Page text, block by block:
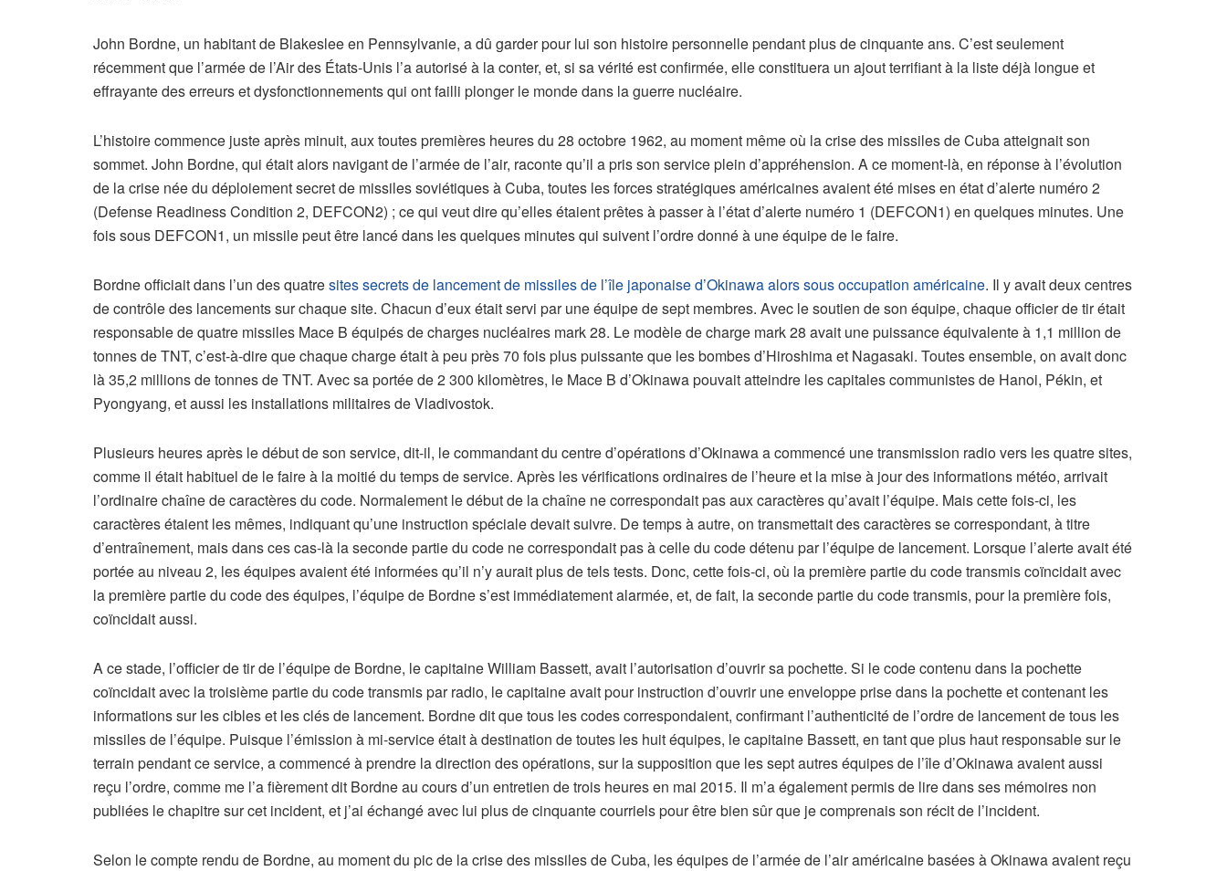
John Bordne, un habitant de Blakeslee en Pennsylvanie, a dû garder pour lui son histoire personnelle pendant plus de cinquante ans. C’est seulement
récemment que l’armée de l’Air des États-Unis l’a autorisé à la conter, et, si sa vérité est confirmée, elle constituera un ajout terrifiant à la liste déjà longue et
effrayante des erreurs et dysfonctionnements qui ont failli plonger le monde dans la guerre nucléaire.
L’histoire commence juste après minuit, aux toutes premières heures du 28 octobre 1962, au moment même où la crise des missiles de Cuba atteignait son
sommet. John Bordne, qui était alors navigant de l’armée de l’air, raconte qu’il a pris son service plein d’appréhension. A ce moment-là, en réponse à l’évolution
de la crise née du déploiement secret de missiles soviétiques à Cuba, toutes les forces stratégiques américaines avaient été mises en état d’alerte numéro 2
(Defense Readiness Condition 2, DEFCON2) ; ce qui veut dire qu’elles étaient prêtes à passer à l’état d’alerte numéro 1 (DEFCON1) en quelques minutes. Une
fois sous DEFCON1, un missile peut être lancé dans les quelques minutes qui suivent l’ordre donné à une équipe de le faire.
Bordne officiait dans l’un des quatresites secrets de lancement de missiles de l’île japonaise d’Okinawa alors sous occupation américaine. Il y avait deux centres
de contrôle des lancements sur chaque site. Chacun d’eux était servi par une équipe de sept membres. Avec le soutien de son équipe, chaque officier de tir était
responsable de quatre missiles Mace B équipés de charges nucléaires mark 28. Le modèle de charge mark 28 avait une puissance équivalente à 1,1 million de
tonnes de TNT, c’est-à-dire que chaque charge était à peu près 70 fois plus puissante que les bombes d’Hiroshima et Nagasaki. Toutes ensemble, on avait donc
là 35,2 millions de tonnes de TNT. Avec sa portée de 2 300 kilomètres, le Mace B d’Okinawa pouvait atteindre les capitales communistes de Hanoi, Pékin, et
Pyongyang, et aussi les installations militaires de Vladivostok.
Plusieurs heures après le début de son service, dit-il, le commandant du centre d’opérations d’Okinawa a commencé une transmission radio vers les quatre sites,
comme il était habituel de le faire à la moitié du temps de service. Après les vérifications ordinaires de l’heure et la mise à jour des informations météo, arrivait
l’ordinaire chaîne de caractères du code. Normalement le début de la chaîne ne correspondait pas aux caractères qu’avait l’équipe. Mais cette fois-ci, les
caractères étaient les mêmes, indiquant qu’une instruction spéciale devait suivre. De temps à autre, on transmettait des caractères se correspondant, à titre
d’entraînement, mais dans ces cas-là la seconde partie du code ne correspondait pas à celle du code détenu par l’équipe de lancement. Lorsque l’alerte avait été
portée au niveau 2, les équipes avaient été informées qu’il n’y aurait plus de tels tests. Donc, cette fois-ci, où la première partie du code transmis coïncidait avec
la première partie du code des équipes, l’équipe de Bordne s’est immédiatement alarmée, et, de fait, la seconde partie du code transmis, pour la première fois,
coïncidait aussi.
A ce stade, l’officier de tir de l’équipe de Bordne, le capitaine William Bassett, avait l’autorisation d’ouvrir sa pochette. Si le code contenu dans la pochette
coïncidait avec la troisième partie du code transmis par radio, le capitaine avait pour instruction d’ouvrir une enveloppe prise dans la pochette et contenant les
informations sur les cibles et les clés de lancement. Bordne dit que tous les codes correspondaient, confirmant l’authenticité de l’ordre de lancement de tous les
missiles de l’équipe. Puisque l’émission à mi-service était à destination de toutes les huit équipes, le capitaine Bassett, en tant que plus haut responsable sur le
terrain pendant ce service, a commencé à prendre la direction des opérations, sur la supposition que les sept autres équipes de l’île d’Okinawa avaient aussi
reçu l’ordre, comme me l’a fièrement dit Bordne au cours d’un entretien de trois heures en mai 2015. Il m’a également permis de lire dans ses mémoires non
publiées le chapitre sur cet incident, et j’ai échangé avec lui plus de cinquante courriels pour être bien sûr que je comprenais son récit de l’incident.
Selon le compte rendu de Bordne, au moment du pic de la crise des missiles de Cuba, les équipes de l’armée de l’air américaine basées à Okinawa avaient reçu